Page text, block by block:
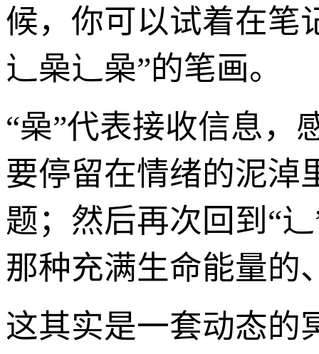
候，你可以试着在笔
辶喿辶喿”的笔画。
“喿”代表接收信息，
要停留在情绪的泥淖
题；然后再次回到“
那种充满生命能量的
这其实是一套动态的